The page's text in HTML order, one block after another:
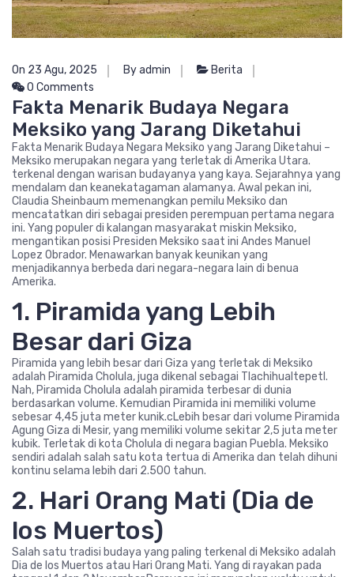
On 23 Agu, 2025 By admin
Berita
0 Comments
Fakta Menarik Budaya Negara
Meksiko yang Jarang Diketahui
Fakta Menarik Budaya Negara Meksiko yang Jarang Diketahui –
Meksiko merupakan negara yang terletak di Amerika Utara.
terkenal dengan warisan budayanya yang kaya. Sejarahnya yang
mendalam dan keanekatagaman alamanya. Awal pekan ini,
Claudia Sheinbaum memenangkan pemilu Meksiko dan
mencatatkan diri sebagai presiden perempuan pertama negara
ini. Yang populer di kalangan masyarakat miskin Meksiko,
mengantikan posisi Presiden Meksiko saat ini Andes Manuel
Lopez Obrador. Menawarkan banyak keunikan yang
menjadikannya berbeda dari negara-negara lain di benua
Amerika.
1. Piramida yang Lebih
Besar dari Giza
Piramida yang lebih besar dari Giza yang terletak di Meksiko
adalah Piramida Cholula, juga dikenal sebagai Tlachihualtepetl.
Nah, Piramida Cholula adalah piramida terbesar di dunia
berdasarkan volume. Kemudian Piramida ini memiliki volume
sebesar 4,45 juta meter kunik.cLebih besar dari volume Piramida
Agung Giza di Mesir, yang memiliki volume sekitar 2,5 juta meter
kubik. Terletak di kota Cholula di negara bagian Puebla. Meksiko
sendiri adalah salah satu kota tertua di Amerika dan telah dihuni
kontinu selama lebih dari 2.500 tahun.
2. Hari Orang Mati (Dia de
los Muertos)
Salah satu tradisi budaya yang paling terkenal di Meksiko adalah
Dia de los Muertos atau Hari Orang Mati. Yang di rayakan pada